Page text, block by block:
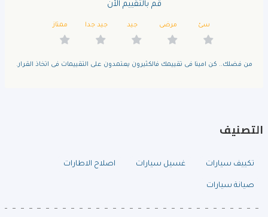
قم بالتقييم الأن
سئ مرضى جيد جيد جدا ممتاز
من فضلك.. كن امينا فى تقييمك فالكثيرون يعتمدون على التقييمات فى اتخاذ القرار.
التصنيف
تكييف سيارات غسيل سيارات اصلاح الاطارات
صيانة سيارات